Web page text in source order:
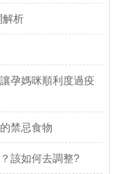
解析
孕媽咪順利度過疫
禁忌食物
該如何去調整?